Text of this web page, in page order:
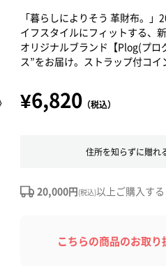
「暮らしによりそう 革財布。
イフスタイルにフィットする、
オリジナルブランド【Plog(プ
ス”をお届け。ストラップ付コイ
¥6,820 （税込）
住所を知らずに贈れ
20,000円(税込)以上ご購入する
こちらの商品のお取り